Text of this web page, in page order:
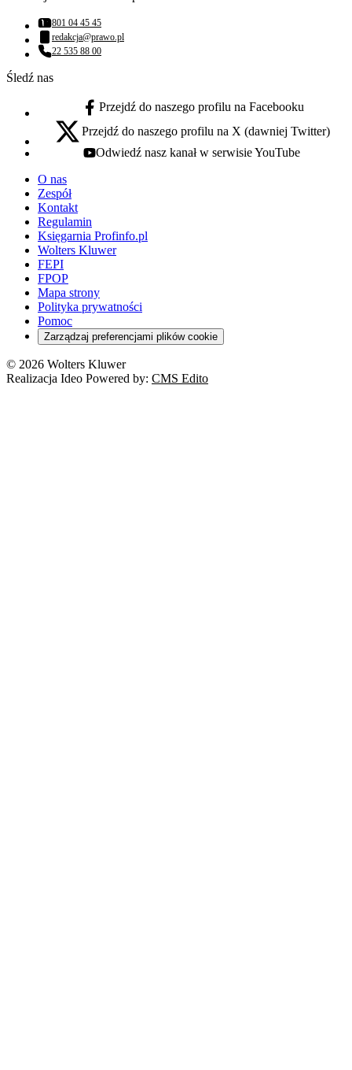
Numer telefonu:
801 04 45 45
Adres email:
redakcja@prawo.pl
Numer telefonu:
22 535 88 00
Śledź nas
facebook - otwiera się w nowej karcie
Przejdź do naszego profilu na Facebooku
x - otwiera się w nowej karcie
Przejdź do naszego profilu na X (dawniej Twitter)
youtube - otwiera się w nowej karcie
Odwiedź nasz kanał w serwisie YouTube
O nas
Zespół
Kontakt
Regulamin
Księgarnia Profinfo.pl
Wolters Kluwer
FEPI
FPOP
Mapa strony
Polityka prywatności
Pomoc
Zarządzaj preferencjami plików cookie
© 2026 Wolters Kluwer
Realizacja Ideo Powered by: CMS Edito